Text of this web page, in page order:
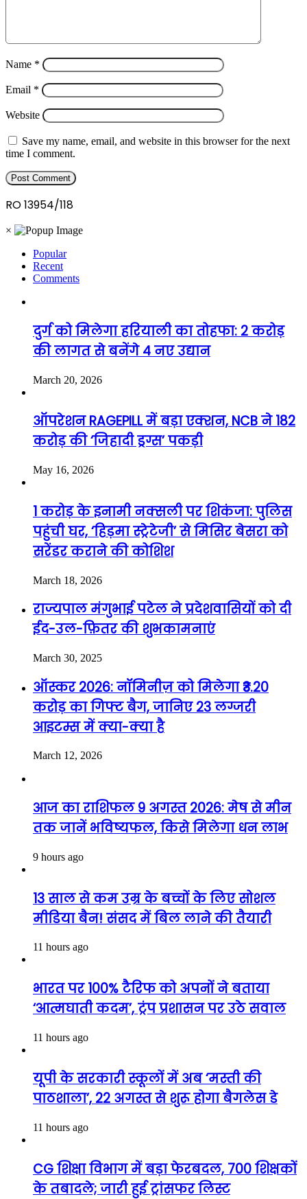
Name *
Email *
Website
Save my name, email, and website in this browser for the next
time I comment.
RO 13954/118
×
Popular
Recent
Comments
दुर्ग को मिलेगा हरियाली का तोहफा: 2 करोड़
की लागत से बनेंगे 4 नए उद्यान
March 20, 2026
ऑपरेशन RAGEPILL में बड़ा एक्शन, NCB ने 182
करोड़ की ‘जिहादी ड्रग्स’ पकड़ी
May 16, 2026
1 करोड़ के इनामी नक्सली पर शिकंजा: पुलिस
पहुंची घर, ‘हिड़मा स्ट्रेटेजी’ से मिसिर बेसरा को
सरेंडर कराने की कोशिश
March 18, 2026
राज्यपाल मंगुभाई पटेल ने प्रदेशवासियों को दी
ईद-उल-फ़ितर की शुभकामनाएं
March 30, 2025
ऑस्कर 2026: नॉमिनीज़ को मिलेगा ₹3.20
करोड़ का गिफ्ट बैग, जानिए 23 लग्जरी
आइटम्स में क्या-क्या है
March 12, 2026
आज का राशिफल 9 अगस्त 2026: मेष से मीन
तक जानें भविष्यफल, किसे मिलेगा धन लाभ
9 hours ago
13 साल से कम उम्र के बच्चों के लिए सोशल
मीडिया बैन! संसद में बिल लाने की तैयारी
11 hours ago
भारत पर 100% टैरिफ को अपनों ने बताया
‘आत्मघाती कदम’, ट्रंप प्रशासन पर उठे सवाल
11 hours ago
यूपी के सरकारी स्कूलों में अब ‘मस्ती की
पाठशाला’, 22 अगस्त से शुरू होगा बैगलेस डे
11 hours ago
CG शिक्षा विभाग में बड़ा फेरबदल, 700 शिक्षकों
के तबादले; जारी हुई ट्रांसफर लिस्ट